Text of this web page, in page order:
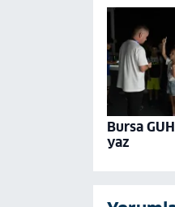
Bursa
yaz